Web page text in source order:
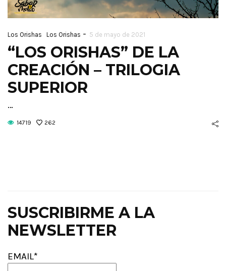
Los Orishas Los Orishas - 5 de mayo de 2021
“LOS ORISHAS” DE LA
CREACIÓN – TRILOGIA
SUPERIOR
…
14719 262
SUSCRIBIRME A LA
NEWSLETTER
EMAIL*